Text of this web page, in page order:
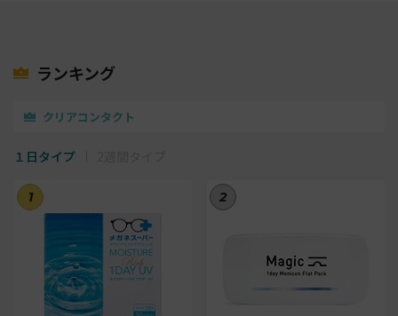
ランキング
クリアコンタクト
１日タイプ
1 2